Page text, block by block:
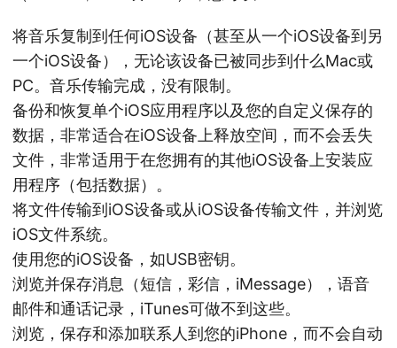
将音乐复制到任何iOS设备（甚至从一个iOS设备到另
一个iOS设备），无论该设备已被同步到什么Mac或
PC。音乐传输完成，没有限制。
备份和恢复单个iOS应用程序以及您的自定义保存的
数据，非常适合在iOS设备上释放空间，而不会丢失
文件，非常适用于在您拥有的其他iOS设备上安装应
用程序（包括数据）。
将文件传输到iOS设备或从iOS设备传输文件，并浏览
iOS文件系统。
使用您的iOS设备，如USB密钥。
浏览并保存消息（短信，彩信，iMessage），语音
邮件和通话记录，iTunes可做不到这些。
浏览，保存和添加联系人到您的iPhone，而不会自动